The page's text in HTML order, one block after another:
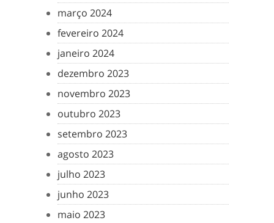
março 2024
fevereiro 2024
janeiro 2024
dezembro 2023
novembro 2023
outubro 2023
setembro 2023
agosto 2023
julho 2023
junho 2023
maio 2023